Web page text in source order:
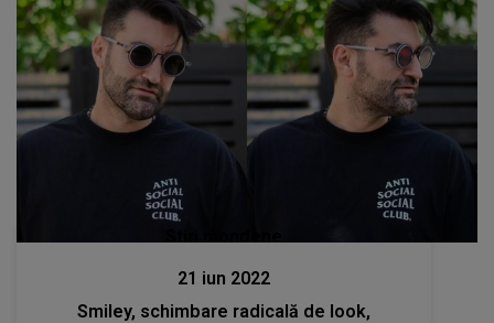
21 iun 2022
Smiley, schimbare radicală de look,